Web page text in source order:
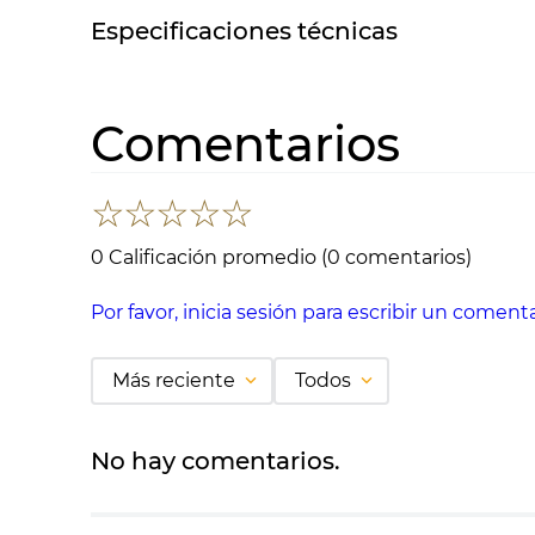
Especificaciones técnicas
Comentarios
☆☆☆☆☆
0 Calificación promedio (0 comentarios)
Por favor, inicia sesión para escribir un
Más reciente Todos
No hay comentarios.